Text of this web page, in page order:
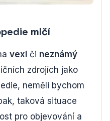
mlčí
vexl či neznámý
zdrojích jako
neměli bychom
taková situace
pro objevování a